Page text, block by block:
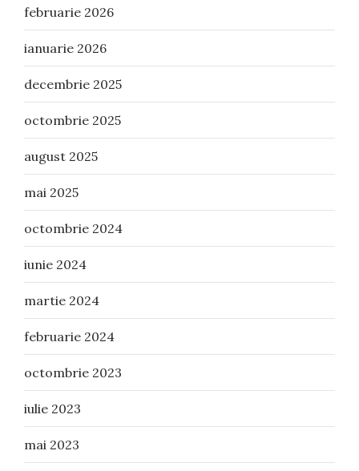
februarie 2026
ianuarie 2026
decembrie 2025
octombrie 2025
august 2025
mai 2025
octombrie 2024
iunie 2024
martie 2024
februarie 2024
octombrie 2023
iulie 2023
mai 2023